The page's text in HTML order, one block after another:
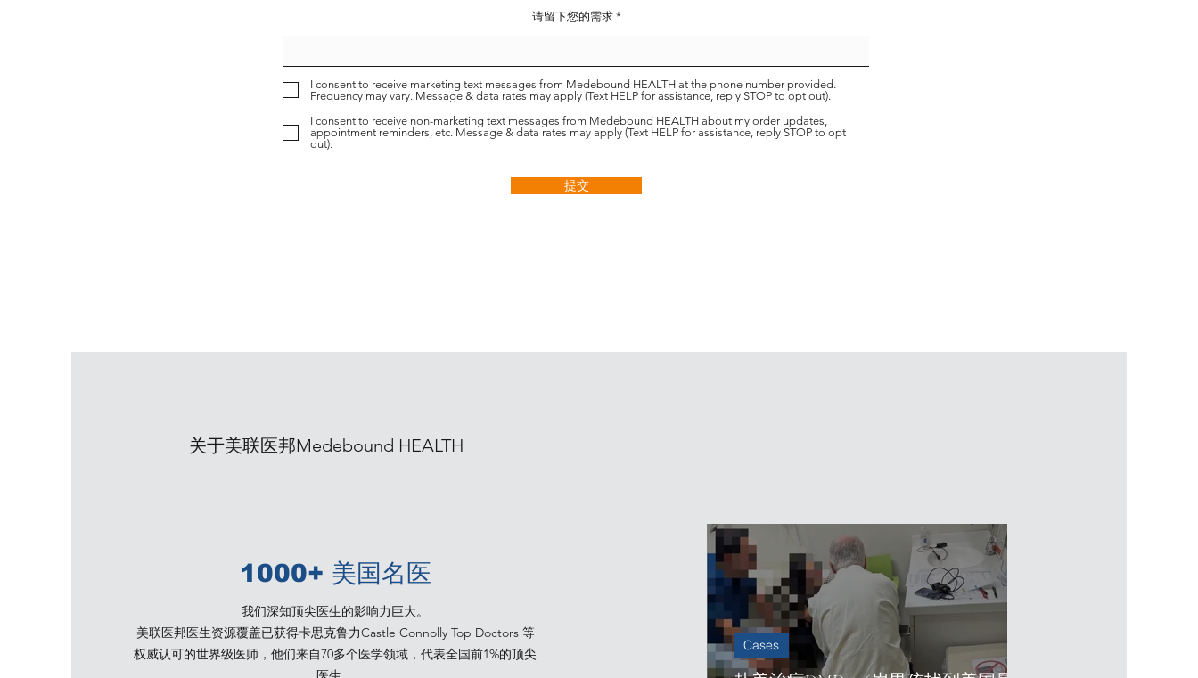
请留下您的需求
I consent to receive marketing text messages from Medebound HEALTH at the phone number provided.
Frequency may vary. Message & data rates may apply (Text HELP for assistance, reply STOP to opt out).
I consent to receive non-marketing text messages from Medebound HEALTH about my order updates,
appointment reminders, etc. Message & data rates may apply (Text HELP for assistance, reply STOP to opt
out).
提交
关于美联医邦Medebound HEALTH
1000+ 美国名医
我们深知顶尖医生的影响力巨大。
美联医邦医生资源覆盖已获得卡思克鲁力Castle Connolly Top Doctors 等
权威认可的世界级医师，他们来自70多个医学领域，代表全国前1%的顶尖
Cases